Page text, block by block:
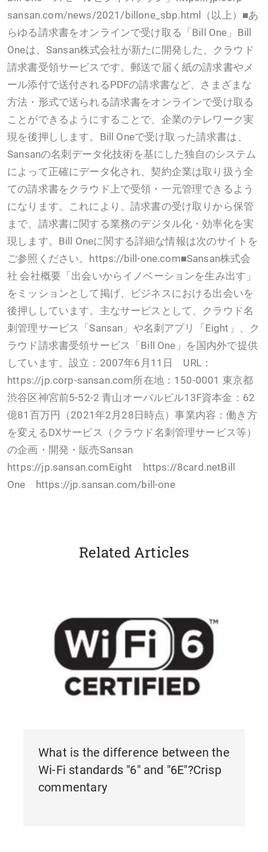
sansan.com/news/2021/billone_sbp.html（以上）■あ
らゆる請求書をオンラインで受け取る「Bill One」Bill
Oneは、Sansan株式会社が新たに開発した、クラウド
請求書受領サービスです。郵送で届く紙の請求書やメ
ール添付で送付されるPDFの請求書など、さまざまな
方法・形式で送られる請求書をオンラインで受け取る
ことができるようにすることで、企業のテレワーク実
現を後押しします。Bill Oneで受け取った請求書は、
Sansanの名刺データ化技術を基にした独自のシステム
によって正確にデータ化され、契約企業は取り扱う全
ての請求書をクラウド上で受領・一元管理できるよう
になります。これにより、請求書の受け取りから保管
まで、請求書に関する業務のデジタル化・効率化を実
現します。Bill Oneに関する詳細な情報は次のサイトを
ご参照ください。https://bill-one.com■Sansan株式会
社 会社概要「出会いからイノベーションを生み出す」
をミッションとして掲げ、ビジネスにおける出会いを
後押ししています。主なサービスとして、クラウド名
刺管理サービス「Sansan」や名刺アプリ「Eight」、ク
ラウド請求書受領サービス「Bill One」を国内外で提供
しています。設立：2007年6月11日 URL：
https://jp.corp-sansan.com所在地：150-0001 東京都
渋谷区神宮前5-52-2 青山オーバルビル13F資本金：62
億81百万円（2021年2月28日時点）事業内容：働き方
を変えるDXサービス（クラウド名刺管理サービス等）
の企画・開発・販売Sansan
https://jp.sansan.comEight https://8card.netBill
One https://jp.sansan.com/bill-one
Related Articles
What is the difference between the
Wi-Fi standards "6" and "6E"?Crisp
commentary